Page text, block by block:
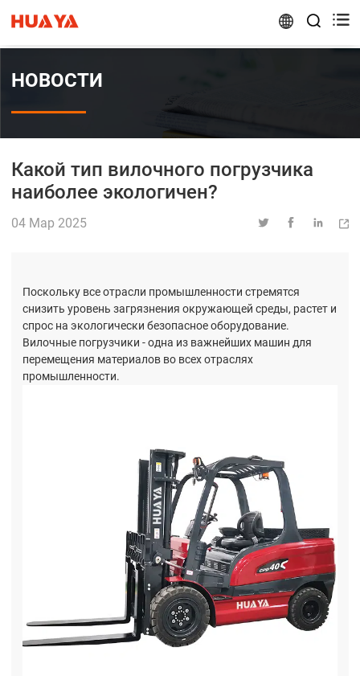
 
НОВОСТИ
Какой тип вилочного погрузчика
наиболее экологичен?
04 Мар 2025    
Поскольку все отрасли промышленности стремятся
снизить уровень загрязнения окружающей среды, растет и
спрос на экологически безопасное оборудование.
Вилочные погрузчики - одна из важнейших машин для
перемещения материалов во всех отраслях
промышленности.